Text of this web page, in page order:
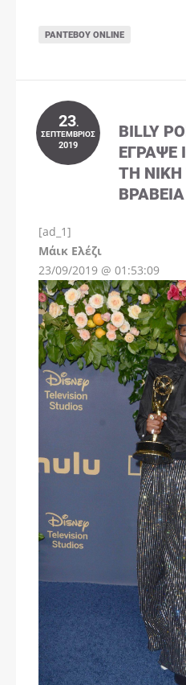
ΡΑΝΤΕΒΟΎ ONLINE
23.
ΣΕΠΤΈΜΒΡΙΟΣ
2019
BILLY
ΈΓΡΑΨΕ
ΤΗ
[ad_1]
Μάικ ΕλέζιInstagram
23/09/2019 @ 01:53:09